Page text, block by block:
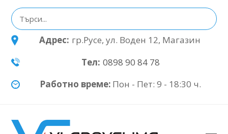
Адрес: гр.Русе, ул. Воден 12, Магазин
Тел: 0898 90 84 78
Работно време: Пон - Пет: 9 - 18:30 ч.